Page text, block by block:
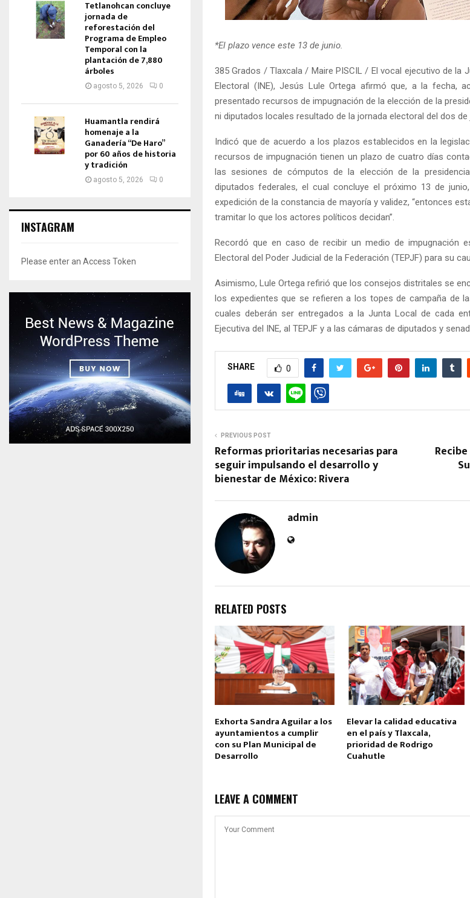
*El plazo vence este 13 de junio.
385 Grados / Tlaxcala / Maire PISCIL / El vocal ejecutivo de la
Electoral (INE), Jesús Lule Ortega afirmó que, a la fecha,
presentado recursos de impugnación de la elección de la
ni diputados locales resultado de la jornada electoral del dos de
Indicó que de acuerdo a los plazos establecidos en la
recursos de impugnación tienen un plazo de cuatro días
las sesiones de cómputos de la elección de la
diputados federales, el cual concluye el próximo 13 de
expedición de la constancia de mayoría y validez, “entonces
tramitar lo que los actores políticos decidan”.
Recordó que en caso de recibir un medio de impugnación
Electoral del Poder Judicial de la Federación (TEPJF) para su
Asimismo, Lule Ortega refirió que los consejos distritales se
los expedientes que se refieren a los topes de campaña de
cuales deberán ser entregados a la Junta Local de cada
Ejecutiva del INE, al TEPJF y a las cámaras de diputados y
SHARE 0
PREVIOUS POST
Reformas prioritarias necesarias para
seguir impulsando el desarrollo y
bienestar de México: Rivera
admin
RELATED POSTS
Exhorta Sandra Aguilar a los
ayuntamientos a cumplir
con su Plan Municipal de
Desarrollo
Elevar la calidad educativa
en el país y Tlaxcala,
prioridad de Rodrigo
Cuahutle
LEAVE A COMMENT
Tetlanohcan concluye
jornada de
reforestación del
Programa de Empleo
Temporal con la
plantación de 7,880
árboles
agosto 5, 2026 0
Huamantla rendirá
homenaje a la
Ganadería “De Haro”
por 60 años de historia
y tradición
agosto 5, 2026 0
INSTAGRAM
Please enter an Access Token